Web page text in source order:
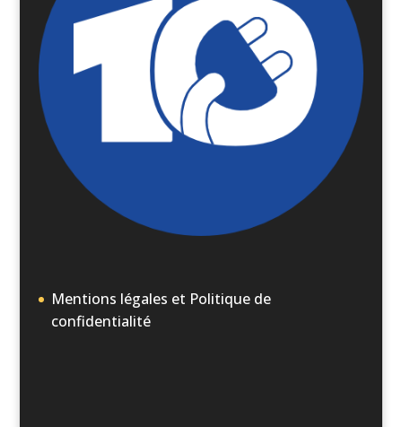
Mentions légales et Politique de
confidentialité